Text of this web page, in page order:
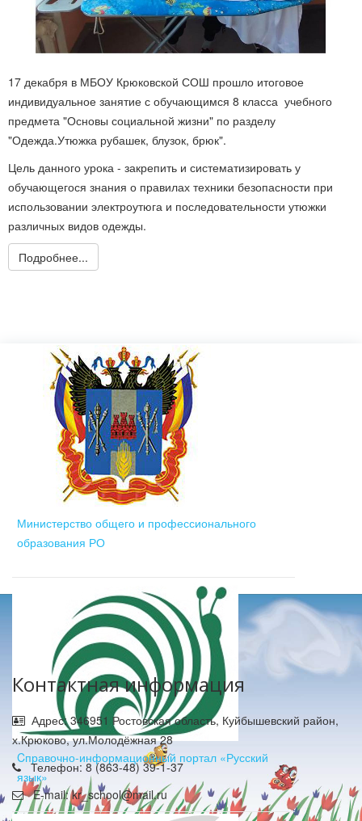
17 декабря в МБОУ Крюковской СОШ прошло итоговое
индивидуальное занятие с обучающимся 8 класса учебного
предмета "Основы социальной жизни" по разделу
"Одежда.Утюжка рубашек, блузок, брюк".
Цель данного урока - закрепить и систематизировать у
обучающегося знания о правилах техники безопасности при
использовании электроутюга и последовательности утюжки
различных видов одежды.
Подробнее...
Министерство общего и профессионального
образования РО
Cправочно-информационный портал «Русский
язык»
Контактная информация
Адрес: 346951 Ростовская область, Куйбышевский район,
х.Крюково, ул.Молодёжная 28
Телефон: 8 (863-48) 39-1-37
E-mail: kr_school@mail.ru